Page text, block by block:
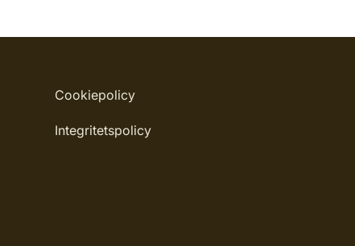
Cookiepolicy
Integritetspolicy